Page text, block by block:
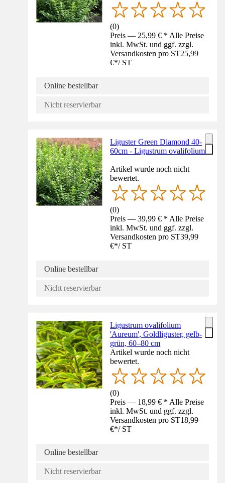
(0)
Preis — 25,99 € * Alle Preise
inkl. MwSt. und ggf. zzgl.
Versandkosten pro ST25,99
€*/ ST
Online bestellbar
Nicht reservierbar
Liguster Green Diamond 40-
60cm - Ligustrum ovalifolium
Artikel wurde noch nicht
bewertet.
(0)
Preis — 39,99 € * Alle Preise
inkl. MwSt. und ggf. zzgl.
Versandkosten pro ST39,99
€*/ ST
Online bestellbar
Nicht reservierbar
Ligustrum ovalifolium
'Aureum', Goldliguster, gelb-
grün, 60–80 cm
Artikel wurde noch nicht
bewertet.
(0)
Preis — 18,99 € * Alle Preise
inkl. MwSt. und ggf. zzgl.
Versandkosten pro ST18,99
€*/ ST
Online bestellbar
Nicht reservierbar